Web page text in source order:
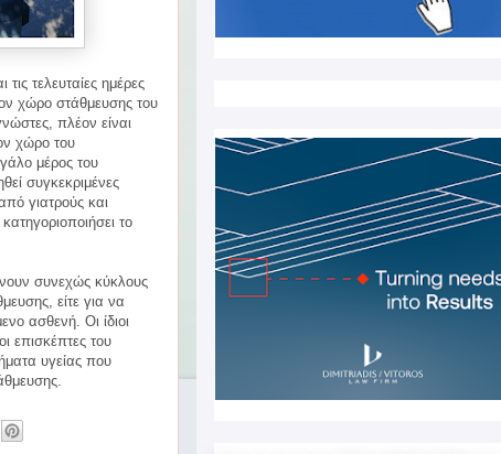
τελευταίες ημέρες
χώρο στάθμευσης του
πλέον είναι
χώρο του
μέρος του
συγκεκριμένες
γιατρούς και
το
συνεχώς κύκλους
είτε για να
ασθενή. Οι ίδιοι
επισκέπτες του
υγείας που